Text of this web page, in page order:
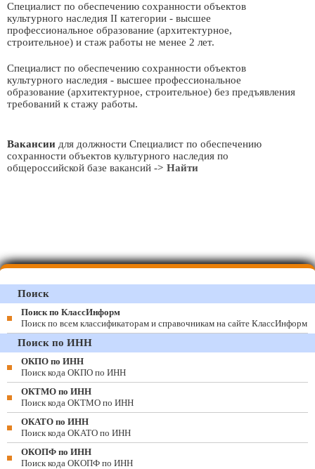
Специалист по обеспечению сохранности объектов
культурного наследия II категории - высшее
профессиональное образование (архитектурное,
строительное) и стаж работы не менее 2 лет.
Специалист по обеспечению сохранности объектов
культурного наследия - высшее профессиональное
образование (архитектурное, строительное) без предъявления
требований к стажу работы.
Вакансии для должности Специалист по обеспечению
сохранности объектов культурного наследия по
общероссийской базе вакансий -> Найти
Поиск
Поиск по КлассИнформ
Поиск по всем классификаторам и справочникам на сайте КлассИнформ
Поиск по ИНН
ОКПО по ИНН
Поиск кода ОКПО по ИНН
ОКТМО по ИНН
Поиск кода ОКТМО по ИНН
ОКАТО по ИНН
Поиск кода ОКАТО по ИНН
ОКОПФ по ИНН
Поиск кода ОКОПФ по ИНН